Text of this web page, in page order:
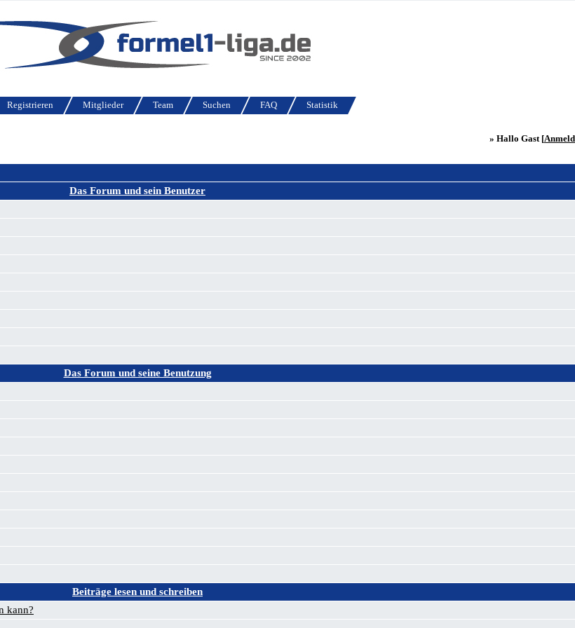
Registrieren Mitglieder Team Suchen FAQ Statistik
» Hallo Gast [
Das Forum und sein Benutzer
Das Forum und seine Benutzung
Beiträge lesen und schreiben
kann?